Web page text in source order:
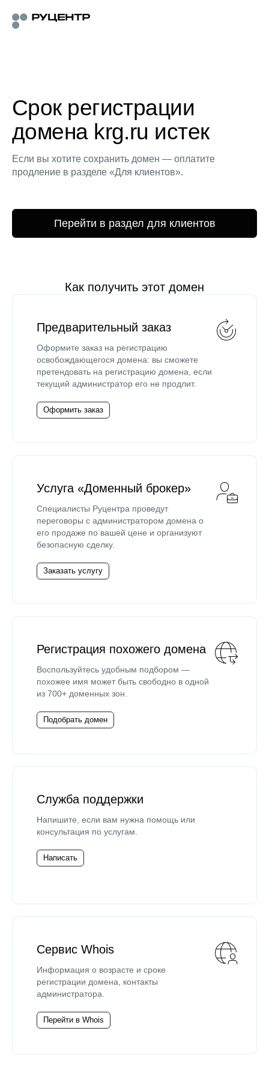
Срок регистрации
домена krg.ru истек
Если вы хотите сохранить домен — оплатите
продление в разделе «Для клиентов».
Перейти в раздел для клиентов
Как получить этот домен
Предварительный заказ
Оформите заказ на регистрацию
освобождающегося домена: вы сможете
претендовать на регистрацию домена, если
текущий администратор его не продлит.
Оформить заказ
Услуга «Доменный брокер»
Специалисты Руцентра проведут
переговоры с администратором домена о
его продаже по вашей цене и организуют
безопасную сделку.
Заказать услугу
Регистрация похожего домена
Воспользуйтесь удобным подбором —
похожее имя может быть свободно в одной
из 700+ доменных зон.
Подобрать домен
Служба поддержки
Напишите, если вам нужна помощь или
консультация по услугам.
Написать
Сервис Whois
Информация о возрасте и сроке
регистрации домена, контакты
администратора.
Перейти в Whois